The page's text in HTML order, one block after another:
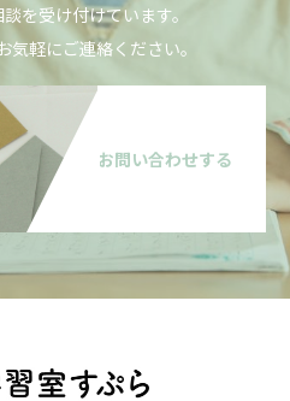
を受け付けています。
軽にご連絡ください。
お問い合わせする